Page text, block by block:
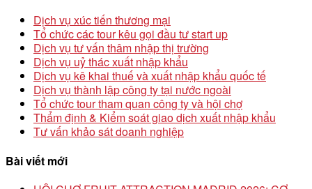
Dịch vụ xúc tiến thương mại
Tổ chức các tour kêu gọi đầu tư start up
Dịch vụ tư vấn thâm nhập thị trường
Dịch vụ uỷ thác xuất nhập khẩu
Dịch vụ kê khai thuế và xuất nhập khẩu quốc tế
Dịch vụ thành lập công ty tại nước ngoài
Tổ chức tour tham quan công ty và hội chợ
Thẩm định & Kiểm soát giao dịch xuất nhập khẩu
Tư vấn khảo sát doanh nghiệp
Bài viết mới